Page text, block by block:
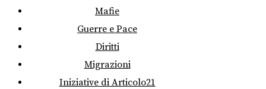
Mafie
Guerre e Pace
Diritti
Migrazioni
Iniziative di Articolo21